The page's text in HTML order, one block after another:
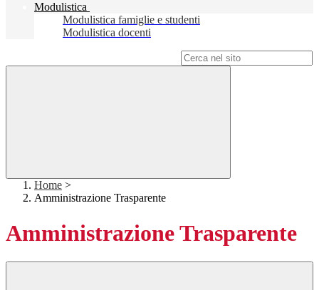
Modulistica
Modulistica famiglie e studenti
Modulistica docenti
Home >
Amministrazione Trasparente
Amministrazione Trasparente